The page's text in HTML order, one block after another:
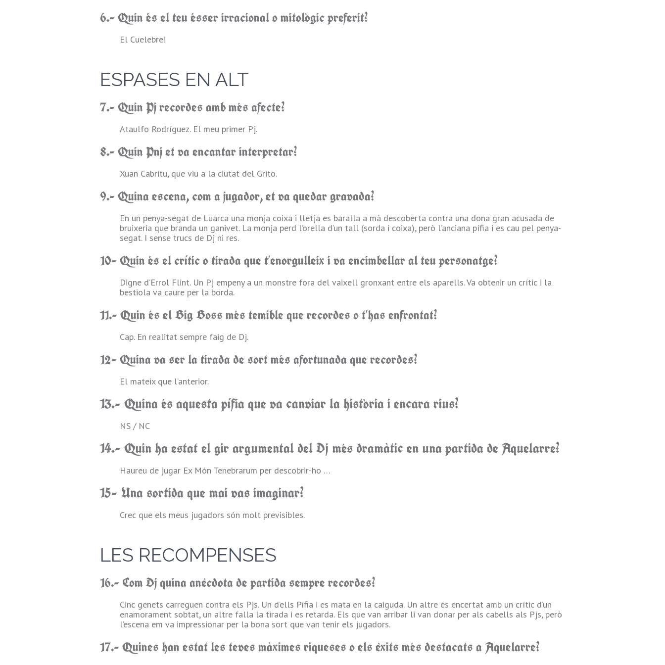
6.- Quin és el teu ésser irracional o mitològic preferit?
El Cuelebre!
ESPASES EN ALT
7.- Quin Pj recordes amb més afecte?
Ataulfo Rodríguez. El meu primer Pj.
8.- Quin Pnj et va encantar interpretar?
Xuan Cabritu, que viu a la ciutat del Grito.
9.- Quina escena, com a jugador, et va quedar gravada?
En un penya-segat de Luarca una monja coixa i lletja es baralla a mà descoberta contra una dona gran acusada de
bruixeria que branda un ganivet. La monja perd l’orella d’un tall (sorda i coixa), però l’anciana pífia i es cau pel penya-
segat. I sense trucs de Dj ni res.
10- Quin és el crític o tirada que t’enorgulleix i va encimbellar al teu personatge?
Digne d’Errol Flint. Un Pj empeny a un monstre fora del vaixell gronxant entre els aparells. Va obtenir un crític i la
bestiola va caure per la borda.
11.- Quin és el Big Boss més temible que recordes o t’has enfrontat?
Cap. En realitat sempre faig de Dj.
12- Quina va ser la tirada de sort més afortunada que recordes?
El mateix que l’anterior.
13.- Quina és aquesta pífia que va canviar la història i encara rius?
NS / NC
14.- Quin ha estat el gir argumental del Dj més dramàtic en una partida de Aquelarre?
Haureu de jugar Ex Món Tenebrarum per descobrir-ho …
15- Una sortida que mai vas imaginar?
Crec que els meus jugadors són molt previsibles.
LES RECOMPENSES
16.- Com Dj quina anècdota de partida sempre recordes?
Cinc genets carreguen contra els Pjs. Un d’ells Pífia i es mata en la caiguda. Un altre és encertat amb un crític d’un
enamorament sobtat, un altre falla la tirada i es retarda. Els que van arribar li van donar per als cabells als Pjs, però
l’escena em va impressionar per la bona sort que van tenir els jugadors.
17.- Quines han estat les teves màximes riqueses o els èxits més destacats a Aquelarre?